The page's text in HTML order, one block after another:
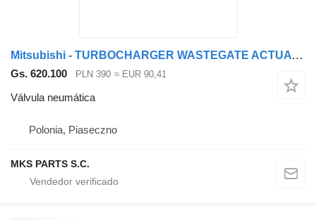
Mitsubishi - TURBOCHARGER WASTEGATE ACTUATOR - válvula neumática para Mitsubishi FUSO CANTER camión
Gs. 620.100 PLN 390 ≈ EUR 90,41
Válvula neumática
Polonia, Piaseczno
MKS PARTS S.C.